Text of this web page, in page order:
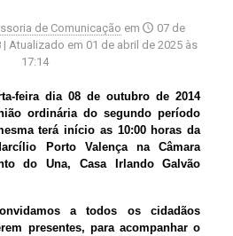
de Comunicação em
07 de
| Atualizado em 01 de abril de 2025 às
17:14
dia 08 de outubro de 2014
ordinária do segundo período
terá início as 10:00 horas da
Porto Valença na Câmara
do Una, Casa Irlando Galvão
a todos os cidadãos
presentes, para acompanhar o